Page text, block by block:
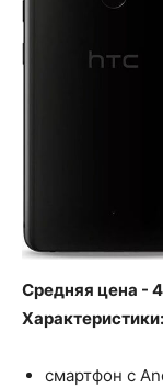
Средняя цена -
Характеристики:
смартфон с